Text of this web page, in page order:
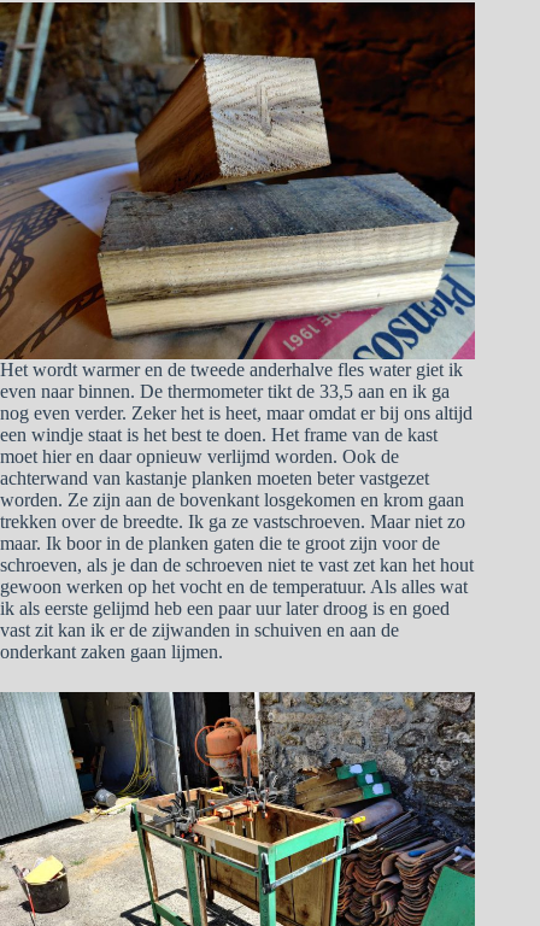
Het wordt warmer en de tweede anderhalve fles water giet ik
even naar binnen. De thermometer tikt de 33,5 aan en ik ga
nog even verder. Zeker het is heet, maar omdat er bij ons altijd
een windje staat is het best te doen. Het frame van de kast
moet hier en daar opnieuw verlijmd worden. Ook de
achterwand van kastanje planken moeten beter vastgezet
worden. Ze zijn aan de bovenkant losgekomen en krom gaan
trekken over de breedte. Ik ga ze vastschroeven. Maar niet zo
maar. Ik boor in de planken gaten die te groot zijn voor de
schroeven, als je dan de schroeven niet te vast zet kan het hout
gewoon werken op het vocht en de temperatuur. Als alles wat
ik als eerste gelijmd heb een paar uur later droog is en goed
vast zit kan ik er de zijwanden in schuiven en aan de
onderkant zaken gaan lijmen.